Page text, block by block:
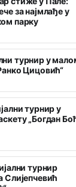
за најмлађе у
парку
турнир у
Цицовић“
турнир у
„Богдан
турнир
Слијепчевић